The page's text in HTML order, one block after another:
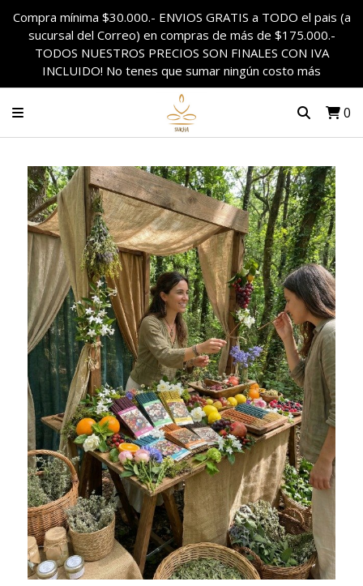
Compra mínima $30.000.- ENVIOS GRATIS a TODO el pais (a
sucursal del Correo) en compras de más de $175.000.-
TODOS NUESTROS PRECIOS SON FINALES CON IVA
INCLUIDO! No tenes que sumar ningún costo más
0